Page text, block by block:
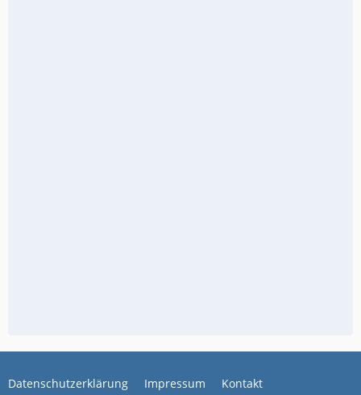
Datenschutzerklärung Impressum Kontakt